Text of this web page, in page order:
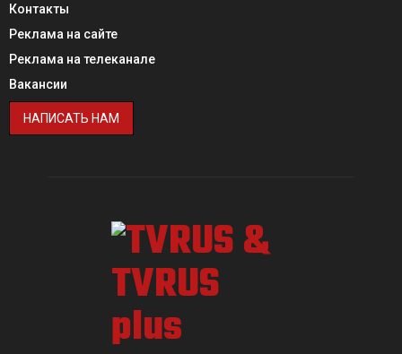
Контакты
Реклама на сайте
Реклама на телеканале
Вакансии
НАПИСАТЬ НАМ